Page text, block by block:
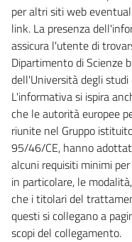
per altri siti web
link. La presenza
assicura l'utente di
Dipartimento di Scienze
dell'Università degli studi
L'informativa si ispira
che le autorità europee
riunite nel Gruppo
95/46/CE, hanno
alcuni requisiti minimi
in particolare, le
che i titolari del
questi si collegano a
scopi del collegamento.